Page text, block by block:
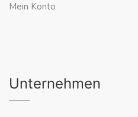
Mein Konto
Unternehmen